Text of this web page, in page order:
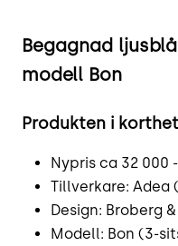
Begagnad
modell Bon
Produkten i korthet
Nypris ca 32 000
Tillverkare: Adea
Design: Broberg &
Modell: Bon (3-